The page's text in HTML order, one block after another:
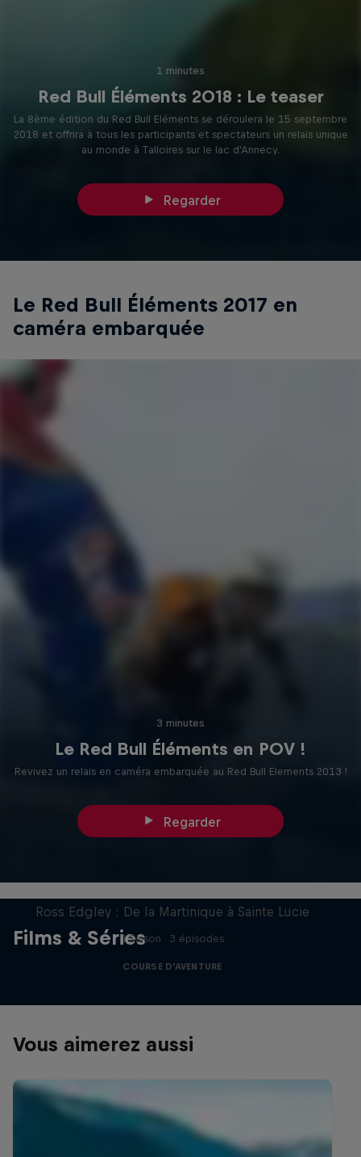
1 minutes
Red Bull Éléments 2018 : Le teaser
La 8ème édition du Red Bull Eléments se déroulera le 15 septembre
2018 et offrira à tous les participants et spectateurs un relais unique
au monde à Talloires sur le lac d'Annecy.
Regarder
Le Red Bull Éléments 2017 en
caméra embarquée
3 minutes
Le Red Bull Éléments en POV !
Revivez un relais en caméra embarquée au Red Bull Elements 2013 !
Regarder
Films & Séries
Strongman Swimming
Ross Edgley : De la Martinique à Sainte Lucie
1 Saison · 3 épisodes
COURSE D'AVENTURE
Vous aimerez aussi